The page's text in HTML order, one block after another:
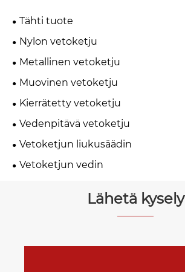
Tähti tuote
Nylon vetoketju
Metallinen vetoketju
Muovinen vetoketju
Kierrätetty vetoketju
Vedenpitävä vetoketju
Vetoketjun liukusäädin
Vetoketjun vedin
Lähetä kysely